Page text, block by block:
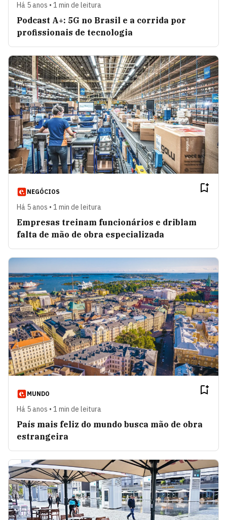
Há 5 anos • 1 min de leitura
Podcast A+: 5G no Brasil e a corrida por
profissionais de tecnologia
NEGÓCIOS
Há 5 anos • 1 min de leitura
Empresas treinam funcionários e driblam
falta de mão de obra especializada
MUNDO
Há 5 anos • 1 min de leitura
País mais feliz do mundo busca mão de obra
estrangeira